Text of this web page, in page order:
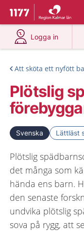
Till startsidan för
Du har valt
Logga in
på 1177.se
Att sköta ett nyfött
Plötslig
Svenska Lättläst
Plötslig
det många som
hända ens barn.
den senaste
undvika plötslig
sova på rygg, att